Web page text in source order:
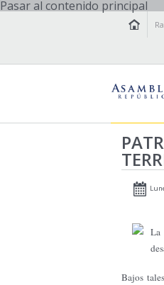
Pasar al contenido principal
La
Bajos